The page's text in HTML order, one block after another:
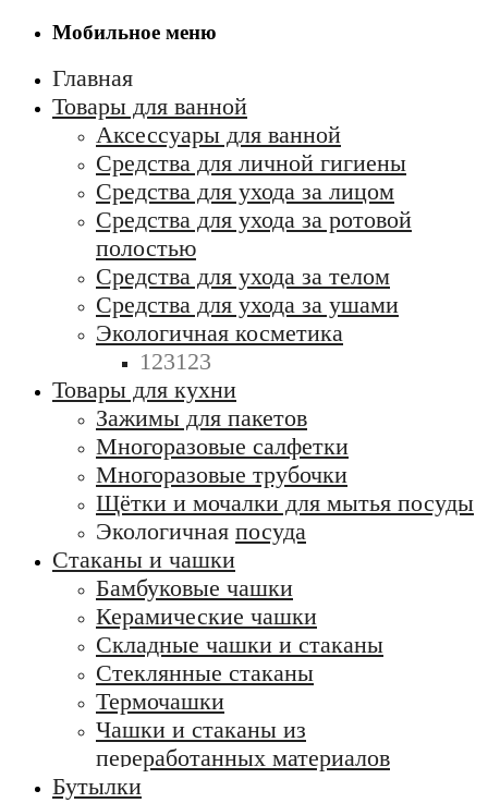
Мобильное меню
Главная
Товары для ванной
Аксессуары для ванной
Средства для личной гигиены
Средства для ухода за лицом
Средства для ухода за ротовой
полостью
Средства для ухода за телом
Средства для ухода за ушами
Экологичная косметика
123123
Товары для кухни
Зажимы для пакетов
Многоразовые салфетки
Многоразовые трубочки
Щётки и мочалки для мытья посуды
Экологичная посуда
Стаканы и чашки
Бамбуковые чашки
Керамические чашки
Складные чашки и стаканы
Стеклянные стаканы
Термочашки
Чашки и стаканы из
переработанных материалов
Бутылки